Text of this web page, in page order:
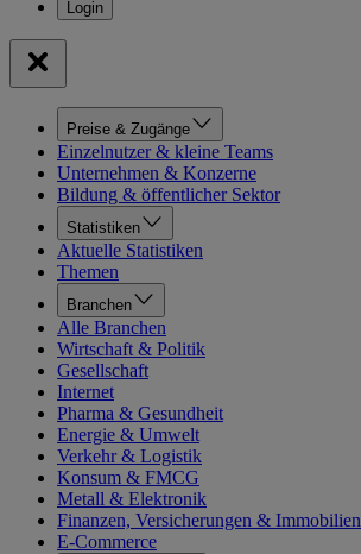
Preise & Zugänge
Einzelnutzer & kleine Teams
Unternehmen & Konzerne
Bildung & öffentlicher Sektor
Statistiken
Aktuelle Statistiken
Themen
Branchen
Alle Branchen
Wirtschaft & Politik
Gesellschaft
Internet
Pharma & Gesundheit
Energie & Umwelt
Verkehr & Logistik
Konsum & FMCG
Metall & Elektronik
Finanzen, Versicherungen & Immobilien
E-Commerce